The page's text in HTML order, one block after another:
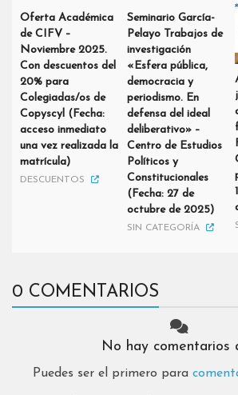
Oferta Académica
de CIFV –
Noviembre 2025.
Con descuentos del
20% para
Colegiadas/os de
Copyscyl (Fecha:
acceso inmediato
una vez realizada la
matrícula)
DESCUENTOS
Seminario García-
Pelayo Trabajos de
investigación
«Esfera pública,
democracia y
periodismo. En
defensa del ideal
deliberativo» –
Centro de Estudios
Políticos y
Constitucionales
(Fecha: 27 de
octubre de 2025)
SIN CATEGORÍA
0 COMENTARIOS
No hay comentarios
Puedes ser el primero para